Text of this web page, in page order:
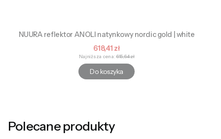
NUURA reflektor ANOLI natynkowy nordic gold | white
Cena promocyjna
618,41 zł
Najniższa cena:615,64 zł
Do koszyka
Polecane produkty